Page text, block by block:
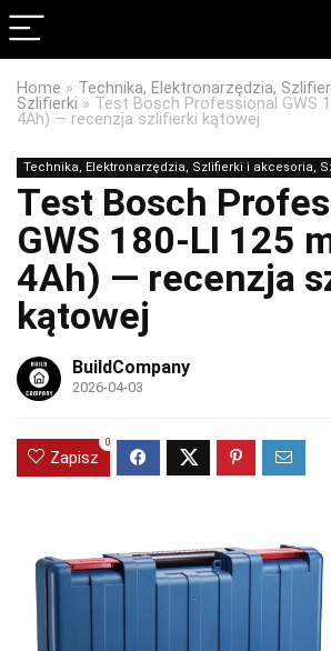
Home » Technika, Elektronarzędzia,
Szlifierki » Test Bosch Professional GWS
4Ah) — recenzja szlifierki kątowej
Technika, Elektronarzędzia, Szlifierki i akcesoria,
Test Bosch
GWS 180‑LI 125
4Ah) — recenzja
kątowej
BuildCompany
2026-04-03
Zapisz
0